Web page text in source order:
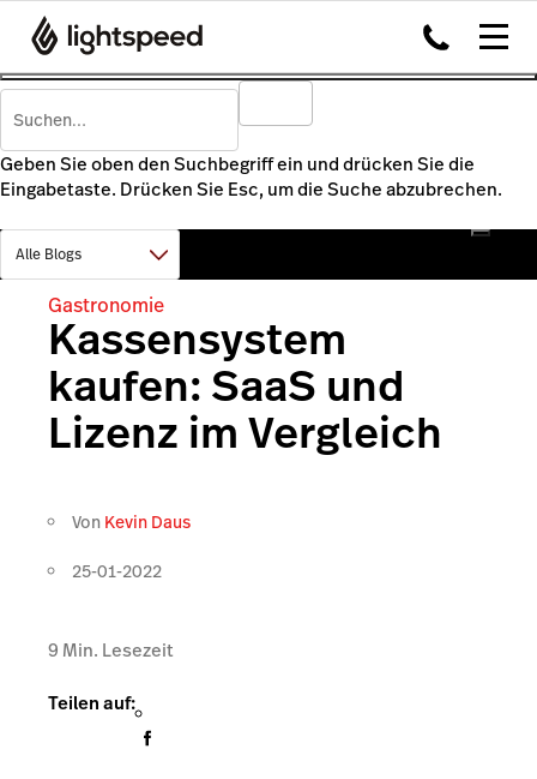
Geben Sie oben den Suchbegriff ein und drücken Sie die
Eingabetaste. Drücken Sie Esc, um die Suche abzubrechen.
Gastronomie
Kassensystem
kaufen: SaaS und
Lizenz im Vergleich
Von Kevin Daus
25-01-2022
9 Min. Lesezeit
Teilen auf: